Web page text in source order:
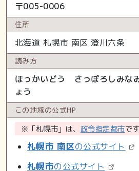
〒005-0006
住所
北海道 札幌市 南区 澄川六条
読み方
ほっかいどう さっぽろしみな
ょう
この地域の公式HP
※「札幌市」は、 政令指定都市です
札幌市 南区の公式サイト
札幌市の公式サイト